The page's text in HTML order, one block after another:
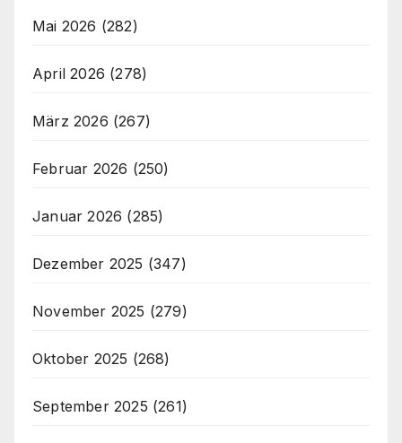
Mai 2026 (282)
April 2026 (278)
März 2026 (267)
Februar 2026 (250)
Januar 2026 (285)
Dezember 2025 (347)
November 2025 (279)
Oktober 2025 (268)
September 2025 (261)